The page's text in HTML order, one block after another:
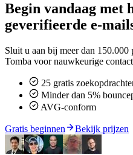
Begin vandaag met
geverifieerde e-
Sluit u aan bij meer dan
Tomba voor nauwkeurige
25 gratis
Minder dan 5%
AVG-conform
Gratis beginnen Bekijk prijzen